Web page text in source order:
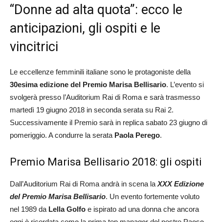
“Donne ad alta quota”: ecco le
anticipazioni, gli ospiti e le
vincitrici
Le eccellenze femminili italiane sono le protagoniste della
30esima edizione del Premio Marisa Bellisario. L’evento si
svolgerà presso l’Auditorium Rai di Roma e sarà trasmesso
martedì 19 giugno 2018 in seconda serata su Rai 2.
Successivamente il Premio sarà in replica sabato 23 giugno di
pomeriggio. A condurre la serata Paola Perego.
Premio Marisa Bellisario 2018: gli ospiti
Dall’Auditorium Rai di Roma andrà in scena la XXX Edizione
del Premio Marisa Bellisario. Un evento fortemente voluto
nel 1989 da Lella Golfo e ispirato ad una donna che ancora